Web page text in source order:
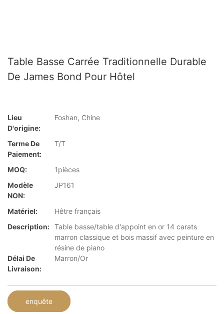
Table Basse Carrée Traditionnelle Durable
De James Bond Pour Hôtel
Lieu
D'origine:
Foshan, Chine
Terme De
Paiement:
T/T
MOQ:
1pièces
Modèle
NON:
JP161
Matériel:
Hêtre français
Description: Table basse/table d'appoint en or 14 carats
marron classique et bois massif avec peinture en
résine de piano
Délai De
Livraison:
Marron/Or
enquête